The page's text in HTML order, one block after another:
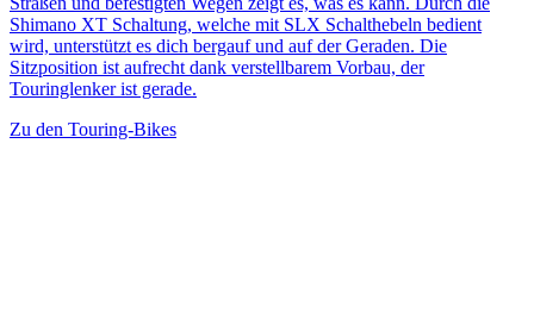
Shimano XT Schaltung, welche mit SLX Schalthebeln bedient
wird, unterstützt es dich bergauf und auf der Geraden. Die
Sitzposition ist aufrecht dank verstellbarem Vorbau, der
Touringlenker ist gerade.
Zu den Touring-Bikes